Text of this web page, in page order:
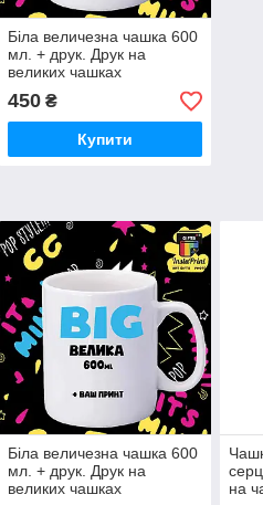
Біла величезна чашка 600
мл. + друк. Друк на
великих чашках
450₴
Купити
Біла величезна чашка 600
мл. + друк. Друк на
великих чашках
на